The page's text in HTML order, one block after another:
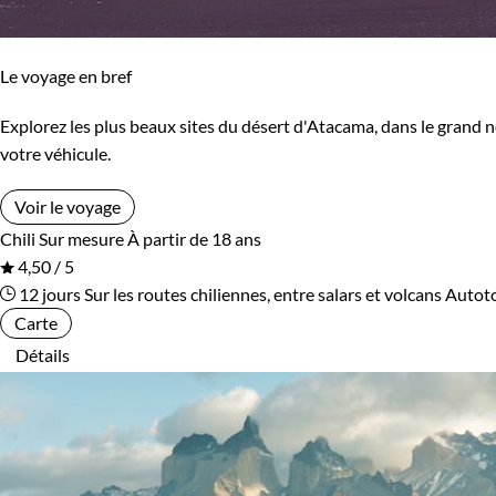
Le voyage en bref
Explorez les plus beaux sites du désert d'Atacama, dans le
votre véhicule.
Voir le voyage
Chili Sur mesure À partir de 18 ans
4,50 / 5
12 jours Sur les routes chiliennes, entre salars et volcans
Carte
Détails